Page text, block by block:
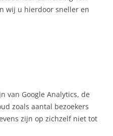
wij u hierdoor sneller en
van Google Analytics, de
zoals aantal bezoekers
zijn op zichzelf niet tot